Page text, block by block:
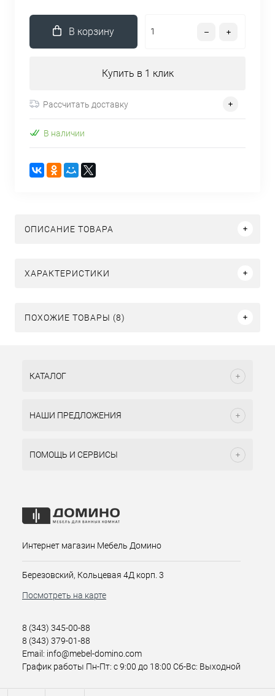
В корзину
Купить в 1 клик
Рассчитать доставку
В наличии
ОПИСАНИЕ ТОВАРА
ХАРАКТЕРИСТИКИ
ПОХОЖИЕ ТОВАРЫ (8)
КАТАЛОГ
НАШИ ПРЕДЛОЖЕНИЯ
ПОМОЩЬ И СЕРВИСЫ
Интернет магазин Мебель Домино
Березовский, Кольцевая 4Д корп. 3
Посмотреть на карте
8 (343) 345-00-88
8 (343) 379-01-88
Email: info@mebel-domino.com
График работы Пн-Пт: с 9:00 до 18:00 Сб-Вс: Выходной